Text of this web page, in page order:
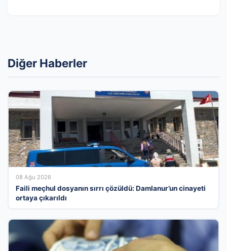
Diğer Haberler
08 Ağu 2026
Faili meçhul dosyanın sırrı çözüldü: Damlanur’un cinayeti
ortaya çıkarıldı